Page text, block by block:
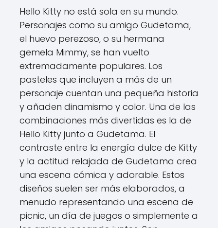
Hello Kitty no está sola en su mundo.
Personajes como su amigo Gudetama,
el huevo perezoso, o su hermana
gemela Mimmy, se han vuelto
extremadamente populares. Los
pasteles que incluyen a más de un
personaje cuentan una pequeña historia
y añaden dinamismo y color. Una de las
combinaciones más divertidas es la de
Hello Kitty junto a Gudetama. El
contraste entre la energía dulce de Kitty
y la actitud relajada de Gudetama crea
una escena cómica y adorable. Estos
diseños suelen ser más elaborados, a
menudo representando una escena de
picnic, un día de juegos o simplemente a